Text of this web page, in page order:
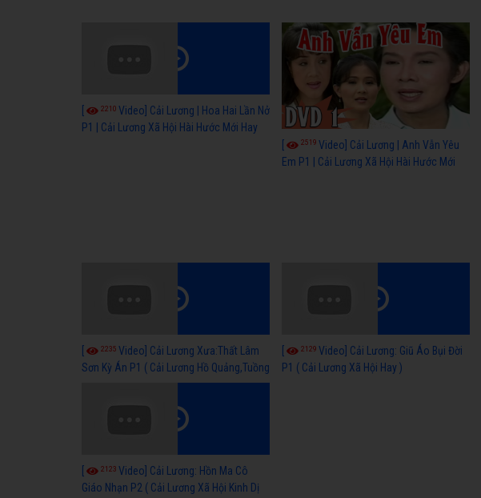
2210 Video] Cải Lương | Hoa Hai Lần Nở
P1 | Cải Lương Xã Hội Hài Hước Mới Hay
2519 Video] Cải Lương | Anh Vẫn Yêu
Em P1 | Cải Lương Xã Hội Hài Hước Mới
2235 Video] Cải Lương Xưa:Thất Lâm
Sơn Kỳ Án P1 ( Cải Lương Hồ Quảng,Tuồng
2129 Video] Cải Lương: Giũ Áo Bụi Đời
P1 ( Cải Lương Xã Hội Hay )
2123 Video] Cải Lương: Hồn Ma Cô
Giáo Nhạn P2 ( Cải Lương Xã Hội Kinh Dị